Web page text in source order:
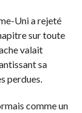
Uni a rejeté
sur toute
valait
sa
perdues.
comme un